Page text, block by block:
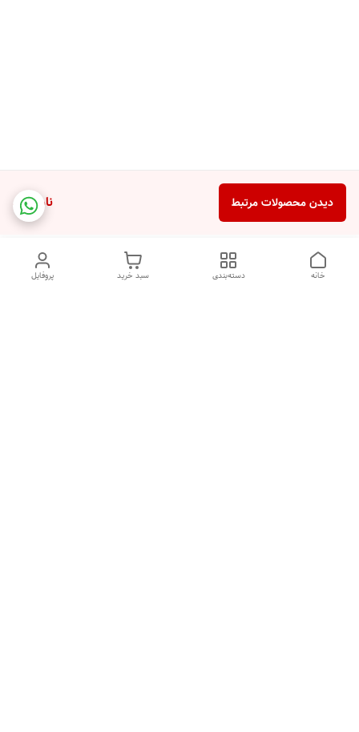
ناموجود دیدن محصولات مرتبط
پروفایل سبد خرید دسته‌بندی خانه